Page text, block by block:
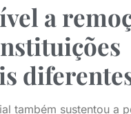
a
também sustentou a